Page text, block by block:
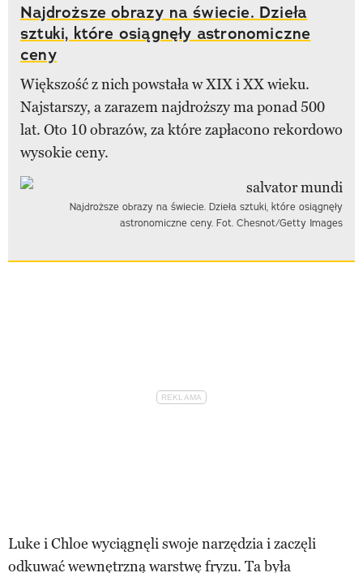
Najdroższe obrazy na świecie. Dzieła
sztuki, które osiągnęły astronomiczne
ceny
Większość z nich powstała w XIX i XX wieku.
Najstarszy, a zarazem najdroższy ma ponad 500
lat. Oto 10 obrazów, za które zapłacono rekordowo
wysokie ceny.
Najdroższe obrazy na świecie. Dzieła sztuki, które osiągnęły
astronomiczne ceny. Fot. Chesnot/Getty Images
Luke i Chloe wyciągnęli swoje narzędzia i zaczęli
odkuwać wewnętrzną warstwę fryzu. Ta była